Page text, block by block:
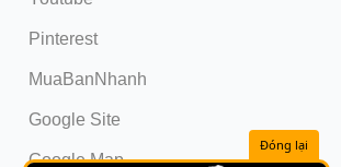
Pinterest
MuaBanNhanh
Google Site
Google Map
Đóng lại